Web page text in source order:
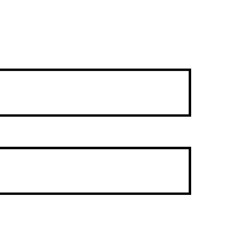
w noszeniu
kolorowym
✨